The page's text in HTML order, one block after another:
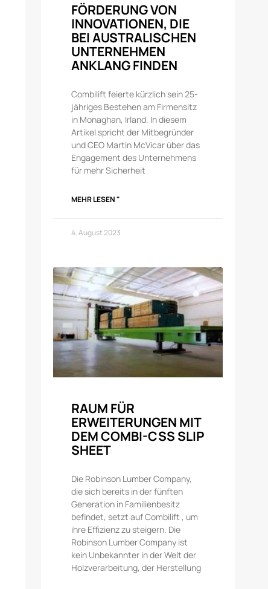
FÖRDERUNG VON
INNOVATIONEN, DIE
BEI AUSTRALISCHEN
UNTERNEHMEN
ANKLANG FINDEN
Combilift feierte kürzlich sein 25-
jähriges Bestehen am Firmensitz
in Monaghan, Irland. In diesem
Artikel spricht der Mitbegründer
und CEO Martin McVicar über das
Engagement des Unternehmens
für mehr Sicherheit
MEHR LESEN "
4. August 2023
RAUM FÜR
ERWEITERUNGEN MIT
DEM COMBI-CSS SLIP
SHEET
Die Robinson Lumber Company,
die sich bereits in der fünften
Generation in Familienbesitz
befindet, setzt auf Combilift , um
ihre Effizienz zu steigern. Die
Robinson Lumber Company ist
kein Unbekannter in der Welt der
Holzverarbeitung, der Herstellung